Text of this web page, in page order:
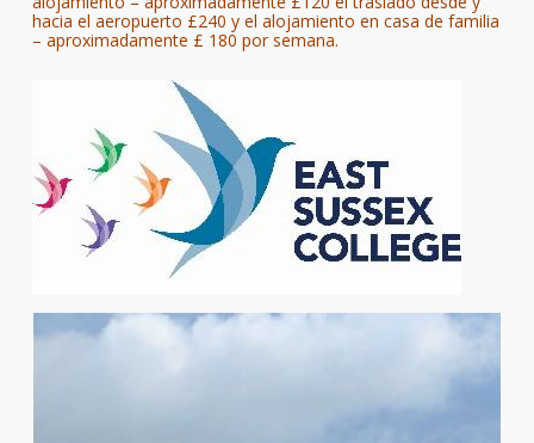
hacia el aeropuerto £240 y el alojamiento en casa de familia
– aproximadamente £ 180 por semana.